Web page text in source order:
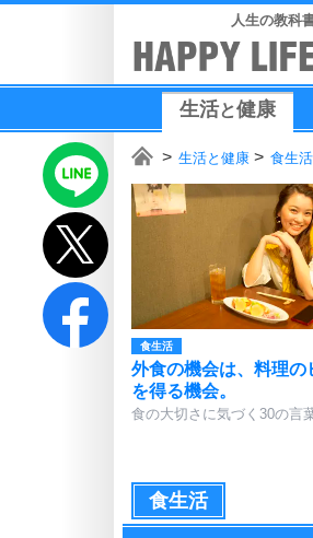
人生の教科
生活と健康
生活と健康 食生活
食生活
外食の機会は、料理の
を得る機会。
食の大切さに気づく30の言
食生活